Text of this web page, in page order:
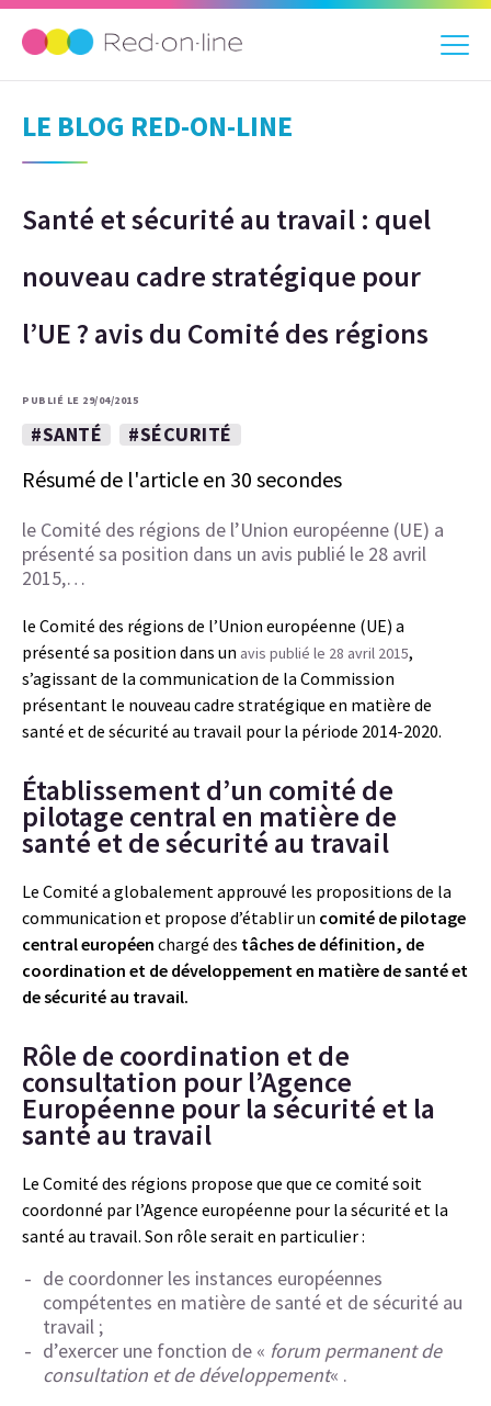
LE BLOG RED-ON-LINE
Santé et sécurité au travail : quel
nouveau cadre stratégique pour
l’UE ? avis du Comité des régions
PUBLIÉ LE 29/04/2015
#SANTÉ #SÉCURITÉ
Résumé de l'article en 30 secondes
le Comité des régions de l’Union européenne (UE) a
présenté sa position dans un avis publié le 28 avril
2015,…
le Comité des régions de l’Union européenne (UE) a
présenté sa position dans un avis publié le 28 avril 2015,
s’agissant de la communication de la Commission
présentant le nouveau cadre stratégique en matière de
santé et de sécurité au travail pour la période 2014-2020.
Établissement d’un comité de
pilotage central en matière de
santé et de sécurité au travail
Le Comité a globalement approuvé les propositions de la
communication et propose d’établir un comité de pilotage
central européen chargé des tâches de définition, de
coordination et de développement en matière de santé et
de sécurité au travail.
Rôle de coordination et de
consultation pour l’Agence
Européenne pour la sécurité et la
santé au travail
Le Comité des régions propose que que ce comité soit
coordonné par l’Agence européenne pour la sécurité et la
santé au travail. Son rôle serait en particulier :
de coordonner les instances européennes
compétentes en matière de santé et de sécurité au
travail ;
d’exercer une fonction de « forum permanent de
consultation et de développement« .